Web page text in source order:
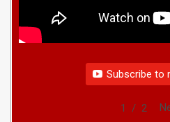
Subscribe to